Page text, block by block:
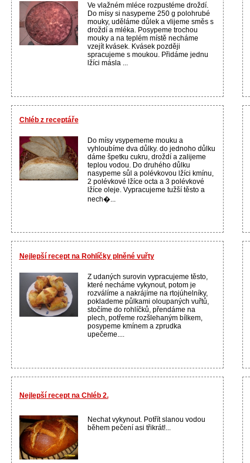
Ve vlažném mléce rozpustéme droždí.
Do mísy si nasypeme 250 g polohrubé
mouky, uděláme důlek a vlijeme směs s
droždí a mléka. Posypeme trochou
mouky a na teplém místě necháme
vzejít kvásek. Kvásek později
spracujeme s moukou. Přidáme jednu
lžíci másla ...
Chléb z receptáře
Do mísy vsypememe mouku a
vyhloubíme dva důlky. do jednoho důlku
dáme špetku cukru, droždí a zalijeme
teplou vodou. Do druhého důlku
nasypeme sůl a polévkovou lžíci kmínu,
2 polévkové lžíce octa a 3 polévkové
lžíce oleje. Vypracujeme tužší těsto a
nech�...
Nejlepší recept na Rohlíčky plněné vuřty
Z udaných surovin vypracujeme těsto,
které necháme vykynout, potom je
rozválíme a nakrájíme na rtojúhelníky,
poklademe půlkami oloupaných vuřtů,
stočíme do rohlíčků, přendáme na
plech, potřeme rozšlehaným bílkem,
posypeme kmínem a zprudka
upečeme....
Nejlepší recept na Chléb 2.
Nechat vykynout. Potřít slanou vodou
během pečení asi třikrát!...